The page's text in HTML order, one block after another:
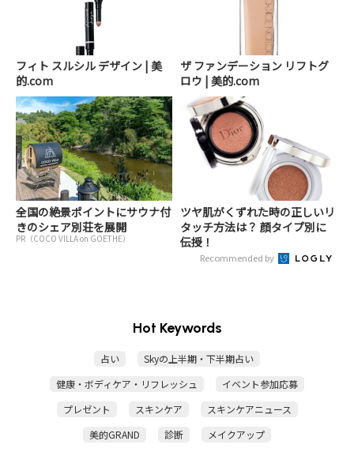
フィト スルシル デザイン | 美
的.com
ザ ファンデーション リフトグ
ロウ | 美的.com
全国の絶景ポイントにサウナ付
きのシェア別荘を展開
PR（COCO VILLA on GOETHE）
ツヤ肌がくずれた時の正しいリ
タッチ方法は？ 顔タイプ別に
伝授！
Recommended by
Hot Keywords
占い
Skyの上半期・下半期占い
健康・ボディケア・リフレッシュ
イベント参加応募
プレゼント
スキンケア
スキンケアニュース
美的GRAND
診断 メイクアップ